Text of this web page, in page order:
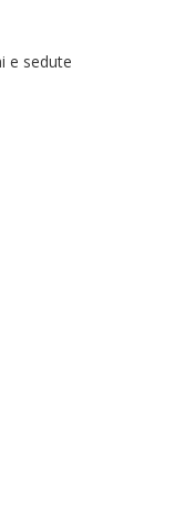
e sedute